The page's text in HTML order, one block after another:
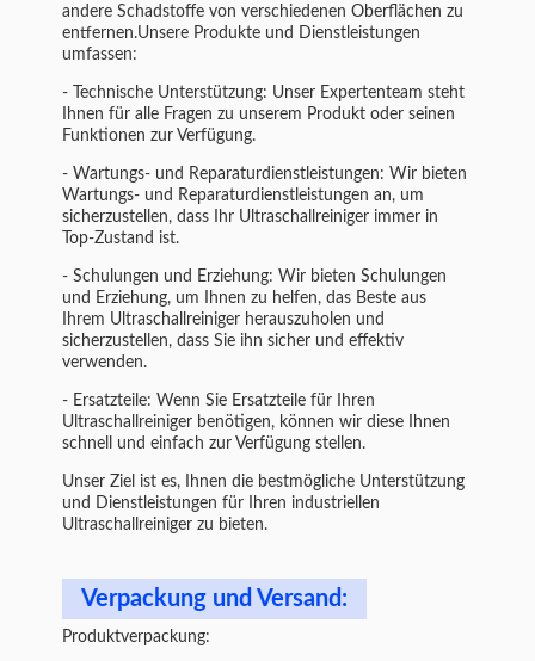
andere Schadstoffe von verschiedenen Oberflächen zu
entfernen.Unsere Produkte und Dienstleistungen
umfassen:
- Technische Unterstützung: Unser Expertenteam steht
Ihnen für alle Fragen zu unserem Produkt oder seinen
Funktionen zur Verfügung.
- Wartungs- und Reparaturdienstleistungen: Wir bieten
Wartungs- und Reparaturdienstleistungen an, um
sicherzustellen, dass Ihr Ultraschallreiniger immer in
Top-Zustand ist.
- Schulungen und Erziehung: Wir bieten Schulungen
und Erziehung, um Ihnen zu helfen, das Beste aus
Ihrem Ultraschallreiniger herauszuholen und
sicherzustellen, dass Sie ihn sicher und effektiv
verwenden.
- Ersatzteile: Wenn Sie Ersatzteile für Ihren
Ultraschallreiniger benötigen, können wir diese Ihnen
schnell und einfach zur Verfügung stellen.
Unser Ziel ist es, Ihnen die bestmögliche Unterstützung
und Dienstleistungen für Ihren industriellen
Ultraschallreiniger zu bieten.
Verpackung und Versand:
Produktverpackung: